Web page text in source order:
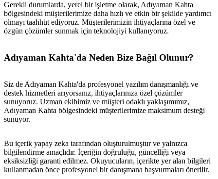
Gerekli durumlarda, yerel bir işletme olarak, Adıyaman Kahta
bölgesindeki müşterilerimize daha hızlı ve etkin bir şekilde yardımcı
olmayı taahhüt ediyoruz. Müşterilerimizin ihtiyaçlarına özel ve
özgün çözümler sunmak için teknolojiyi kullanıyoruz.
Adıyaman Kahta'da Neden Bize Bağıl Olunur?
Siz de Adıyaman Kahta'da profesyonel yazılım danışmanlığı ve
destek hizmetleri arıyorsanız, ihtiyaçlarınıza özel çözümler
sunuyoruz. Uzman ekibimiz ve müşteri odaklı yaklaşımımız,
Adıyaman Kahta bölgesindeki müşterilerimize maksimum desteği
sunuyor.
Bu içerik yapay zeka tarafından oluşturulmuştur ve yalnızca
bilgilendirme amaçlıdır. İçeriğin doğruluğu, güncelliği veya
eksiksizliği garanti edilmez. Okuyucuların, içerikte yer alan bilgileri
kullanmadan önce profesyonel bir danışmana başvurmaları önerilir.